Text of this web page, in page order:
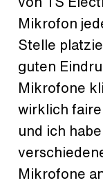
Mikrofon
Stelle
guten
Mikrofone
wirklich
und ich
Mikrofone